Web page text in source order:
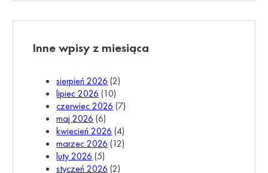
Inne wpisy z miesiąca
sierpień 2026 (2)
lipiec 2026 (10)
czerwiec 2026 (7)
maj 2026 (6)
kwiecień 2026 (4)
marzec 2026 (12)
luty 2026 (5)
styczeń 2026 (2)